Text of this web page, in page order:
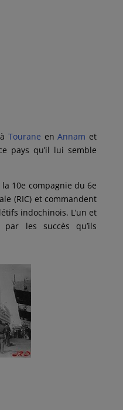
Tourane enAnnam et
pays qu’il lui semble
10e compagnie du 6e
(RIC) et commandent
indochinois. L’un et
les succès qu’ils